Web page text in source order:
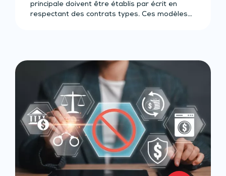
principale doivent être établis par écrit en
respectant des contrats types. Ces modèles…